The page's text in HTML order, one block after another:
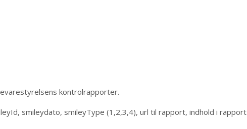
kontrolrapporter.
smileydato, smileyType (1,2,3,4), url til rapport, indhold i rapport